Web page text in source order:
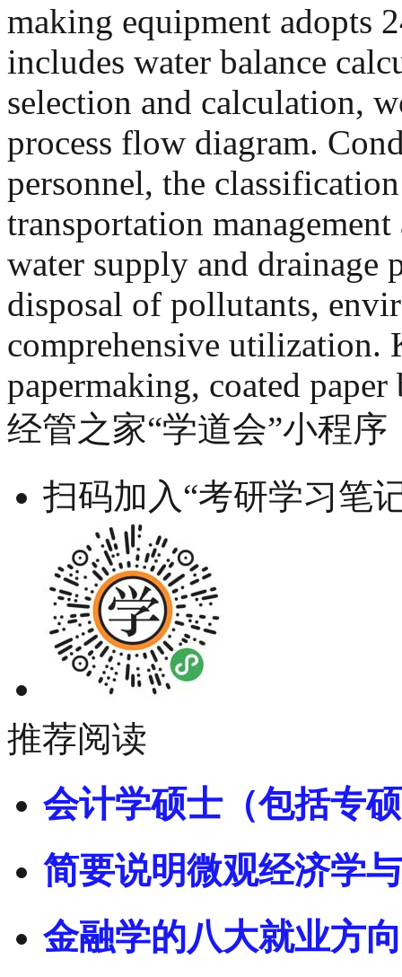
making equipment adopts
includes water balance
selection and calculation,
process flow diagram.
personnel, the
transportation
water supply and drainage
disposal of pollutants,
comprehensive utilization.
papermaking, coated
经管之家“学道会”小程序
扫码加入“考研学习笔
推荐阅读
会计学硕士（包括专
简要说明微观经济学
金融学的八大就业方